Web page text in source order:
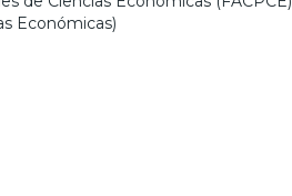
Económicas)